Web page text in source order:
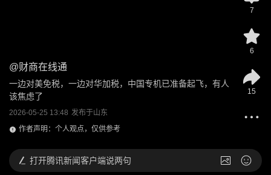
@财商在线通
一边对美免税，一边对华加税，中国专机已准备起飞，有人
该焦虑了
2026-05-25 13:48 发布于山东
作者声明：个人观点，仅供参考
7
6
15
打开腾讯新闻客户端说两句